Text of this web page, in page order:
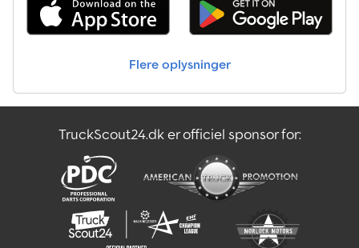
Flere oplysninger
TruckScout24.dk er officiel sponsor for: